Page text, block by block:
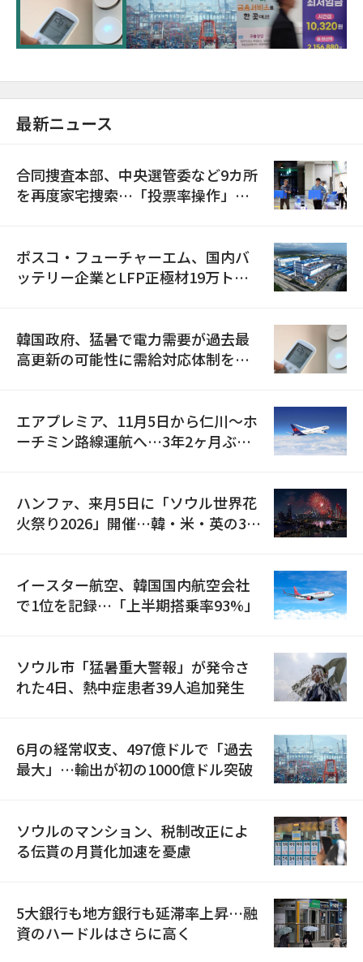
に需給対応体制を点検
最新ニュース
合同捜査本部、中央選管委など9カ所
を再度家宅捜索…「投票率操作」の
ポスコ・フューチャーエム、国内バ
ッテリー企業とLFP正極材19万トン
韓国政府、猛暑で電力需要が過去最
高更新の可能性に需給対応体制を点
エアプレミア、11月5日から仁川〜ホ
ーチミン路線運航へ…3年2ヶ月ぶり
ハンファ、来月5日に「ソウル世界花
火祭り2026」開催…韓・米・英の3カ
イースター航空、韓国国内航空会社
で1位を記録…「上半期搭乗率93%」
ソウル市「猛暑重大警報」が発令さ
れた4日、熱中症患者39人追加発生
6月の経常収支、497億ドルで「過去
最大」…輸出が初の1000億ドル突破
ソウルのマンション、税制改正によ
る伝貰の月貰化加速を憂慮
5大銀行も地方銀行も延滞率上昇…融
資のハードルはさらに高く